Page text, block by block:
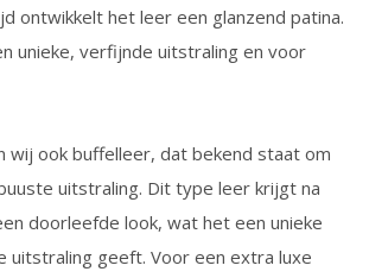
ontwikkelt het leer een glanzend patina.
unieke, verfijnde uitstraling en voor
wij ook buffelleer, dat bekend staat om
uitstraling. Dit type leer krijgt na
doorleefde look, wat het een unieke
uitstraling geeft. Voor een extra luxe